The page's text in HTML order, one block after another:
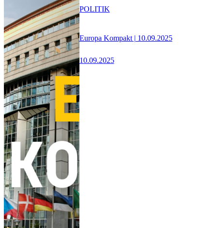
Europa Kompakt | 10.09.2025
10.09.2025
POLITIK